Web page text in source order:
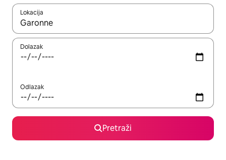
Lokacija
Kada budu dostupni rezultati, moći ćete ih pregledati
Dolazak
Odlazak
Pretraži